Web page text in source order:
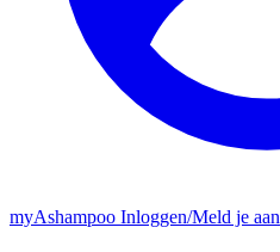
myAshampoo Inloggen/Meld je aan